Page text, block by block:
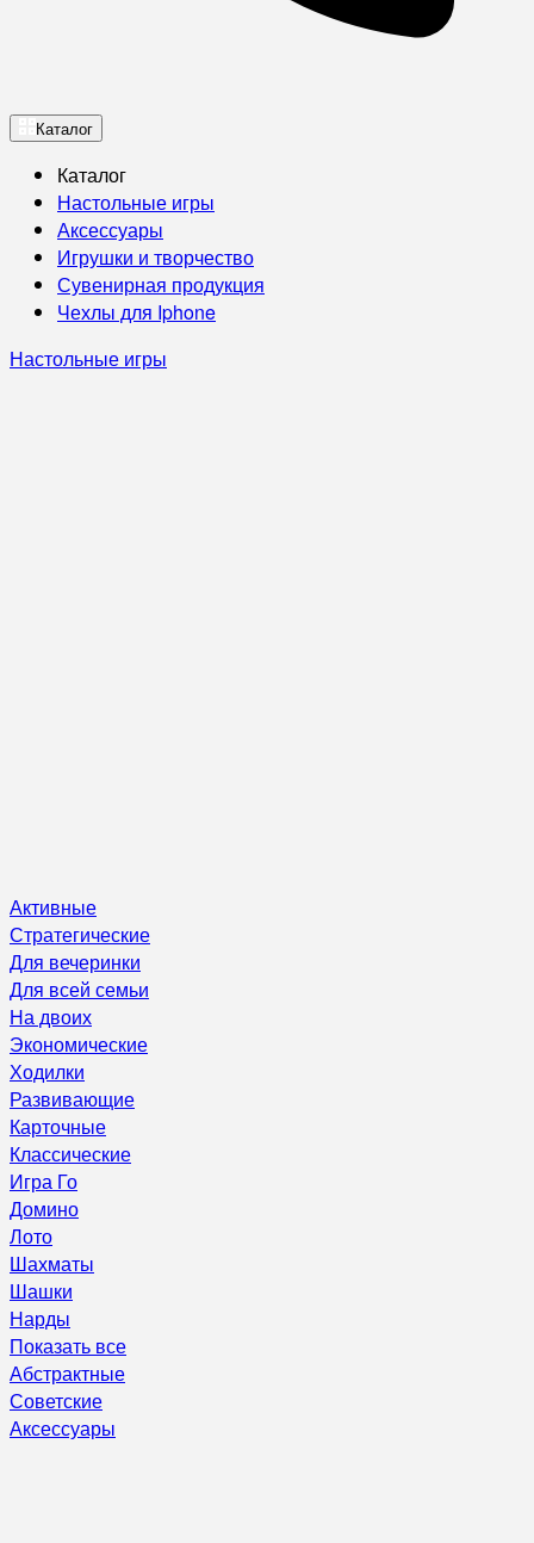
Каталог
Каталог
Настольные игры
Аксессуары
Игрушки и творчество
Сувенирная продукция
Чехлы для Iphone
Настольные игры
Активные
Стратегические
Для вечеринки
Для всей семьи
На двоих
Экономические
Ходилки
Развивающие
Карточные
Классические
Игра Го
Домино
Лото
Шахматы
Шашки
Нарды
Показать все
Абстрактные
Советские
Аксессуары